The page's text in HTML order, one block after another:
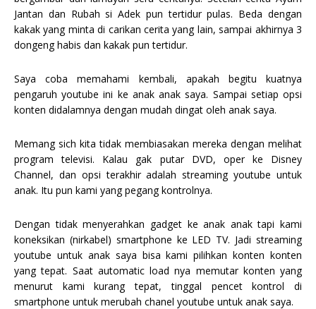
Jantan dan Rubah si Adek pun tertidur pulas. Beda dengan
kakak yang minta di carikan cerita yang lain, sampai akhirnya 3
dongeng habis dan kakak pun tertidur.
Saya coba memahami kembali, apakah begitu kuatnya
pengaruh youtube ini ke anak anak saya. Sampai setiap opsi
konten didalamnya dengan mudah dingat oleh anak saya.
Memang sich kita tidak membiasakan mereka dengan melihat
program televisi. Kalau gak putar DVD, oper ke Disney
Channel, dan opsi terakhir adalah streaming youtube untuk
anak. Itu pun kami yang pegang kontrolnya.
Dengan tidak menyerahkan gadget ke anak anak tapi kami
koneksikan (nirkabel) smartphone ke LED TV. Jadi streaming
youtube untuk anak saya bisa kami pilihkan konten konten
yang tepat. Saat automatic load nya memutar konten yang
menurut kami kurang tepat, tinggal pencet kontrol di
smartphone untuk merubah chanel youtube untuk anak saya.